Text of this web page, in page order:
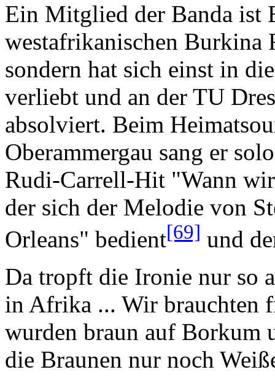
Ein Mitglied der Banda ist
westafrikanischen Burkina
sondern hat sich einst in
verliebt und an der TU
absolviert. Beim
Oberammergau sang er
Rudi-Carrell-Hit "Wann
der sich der Melodie von
Orleans" bedient[69] und
Da tropft die Ironie nur so
in Afrika ... Wir brauchten
wurden braun auf Borkum
die Braunen nur noch